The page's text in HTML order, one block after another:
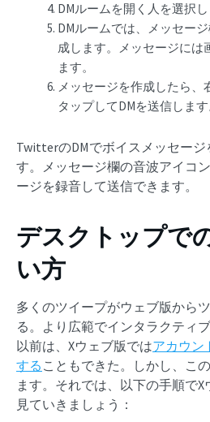
DMルームを開く人を選択し
DMルームでは、メッセー
成します。メッセージには
ます。
メッセージを作成したら、
タップしてDMを送信します
TwitterのDMでボイスメッセー
す。メッセージ欄の音波アイコ
ージを録音して送信できます。
デスクトップで
い方
多くのツイープがウェブ版から
る。より広範でインタラクティ
以前は、Xウェブ版ではアカウン
する こともできた。しかし、こ
ます。それでは、以下の手順で
見ていきましょう：